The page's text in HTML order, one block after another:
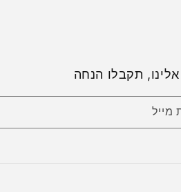
תקבלו הנחה
מייל